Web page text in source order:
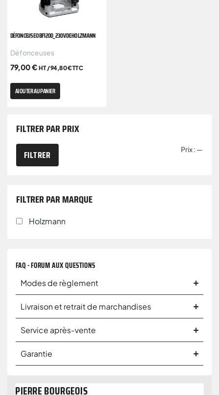
DÉFONCEUSE OBF1200_230V DE HOLZMANN
Défonceuses
79,00€ HT /94,80€TTC
AJOUTER AU PANIER
FILTRER PAR PRIX
FILTRER Prix : —
FILTRER PAR MARQUE
Holzmann
FAQ - FORUM AUX QUESTIONS
Modes de règlement
Livraison et retrait de marchandises
Service après-vente
Garantie
PIERRE BOURGEOIS